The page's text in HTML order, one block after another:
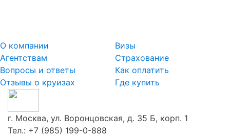
О компании
Агентствам
Вопросы и ответы
Отзывы о круизах
Визы
Страхование
Как оплатить
Где купить
г. Москва, ул. Воронцовская, д. 35 Б, корп. 1
Тел.: +7 (985) 199-0-888